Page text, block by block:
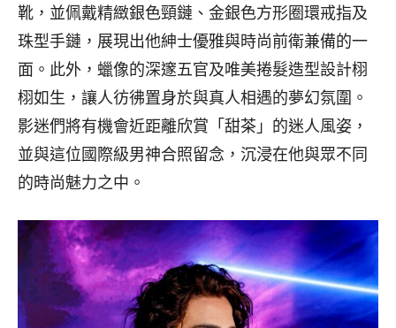
靴，並佩戴精緻銀色頸鏈、金銀色方形圈環戒指及
珠型手鏈，展現出他紳士優雅與時尚前衛兼備的一
面。此外，蠟像的深邃五官及唯美捲髮造型設計栩
栩如生，讓人彷彿置身於與真人相遇的夢幻氛圍。
影迷們將有機會近距離欣賞「甜茶」的迷人風姿，
並與這位國際級男神合照留念，沉浸在他與眾不同
的時尚魅力之中。